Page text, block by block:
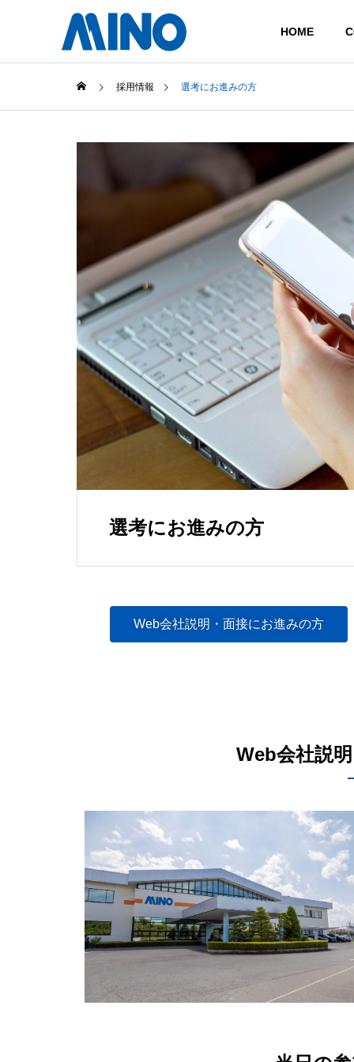
HOME
COMPANY
COMPANY
HISTORY
TECHNOLOGY
CASTING
採用情報 選考にお進みの方
選考にお進みの方
Web会社説明・面接にお進みの方
Web会社説